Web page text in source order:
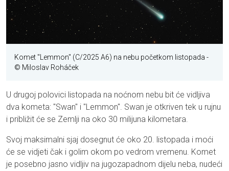
Komet "Lemmon" (C/2025 A6) na nebu početkom listopada -
© Miloslav Roháček
U drugoj polovici listopada na noćnom nebu bit će vidljiva
dva kometa: "Swan" i "Lemmon". Swan je otkriven tek u rujnu
i približit će se Zemlji na oko 30 milijuna kilometara.
Svoj maksimalni sjaj dosegnut će oko 20. listopada i moći
će se vidjeti čak i golim okom po vedrom vremenu. Komet
je posebno jasno vidljiv na jugozapadnom dijelu neba, nudeći